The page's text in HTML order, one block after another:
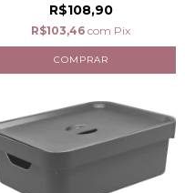
R$108,90
R$103,46 com Pix